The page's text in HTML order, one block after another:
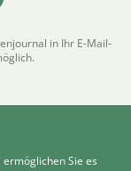
in Ihr E-Mail-
Sie es